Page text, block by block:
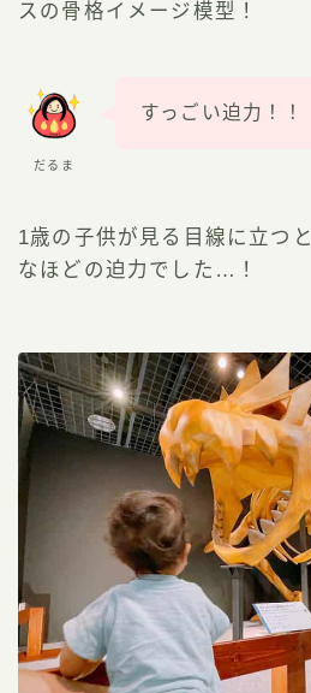
スの骨格イメージ模型！
だるま
すっごい迫力！！
1歳の子供が見る目線に立つ
なほどの迫力でした…！